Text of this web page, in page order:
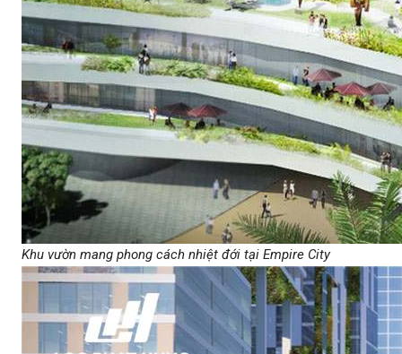
Khu vườn mang phong cách nhiệt đới tại Empire City